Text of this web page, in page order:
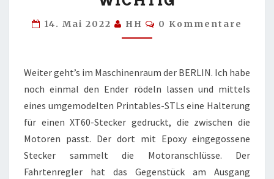
WICHTIG
14. Mai 2022 HH Kommentare
0 Kommentare
Weiter geht’s im Maschinenraum der BERLIN. Ich habe
noch einmal den Ender rödeln lassen und mittels
eines umgemodelten Printables-STLs eine Halterung
für einen XT60-Stecker gedruckt, die zwischen die
Motoren passt. Der dort mit Epoxy eingegossene
Stecker sammelt die Motoranschlüsse. Der
Fahrtenregler hat das Gegenstück am Ausgang